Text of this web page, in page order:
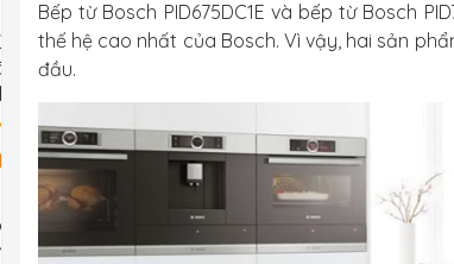
chó
Studio
Bếp từ Bosch PID675DC1E và bếp từ Bosch
thế hệ cao nhất của Bosch. Vì vậy, hai sản
đầu.